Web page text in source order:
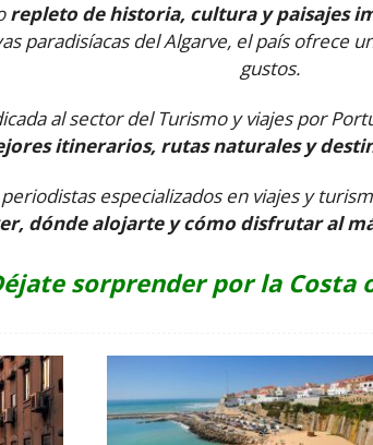
repleto de historia, cultura y paisajes
paradisíacas del Algarve, el país ofrece
gustos.
al sector del Turismo y viajes por
itinerarios, rutas naturales y
especializados en viajes y
dónde alojarte y cómo disfrutar al
sorprender por la Costa